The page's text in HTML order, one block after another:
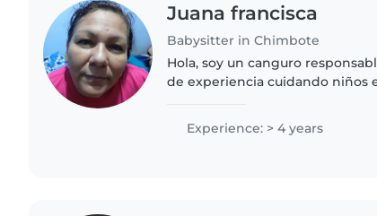
Juana francisca
Babysitter in Chimbote
Hola, soy un canguro
de experiencia cuidando niños
Estoy cómodo/a..
Experience: > 4 years